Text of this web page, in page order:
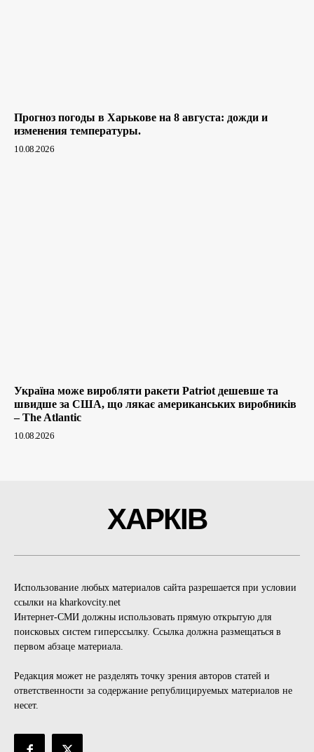
Прогноз погоды в Харькове на 8 августа: дожди и
изменения температуры.
10.08.2026
Україна може виробляти ракети Patriot дешевше та
швидше за США, що лякає американських виробників
– The Atlantic
10.08.2026
ХАРКІВ
Использование любых материалов сайта разрешается при условии
ссылки на kharkovcity.net
Интернет-СМИ должны использовать прямую открытую для
поисковых систем гиперссылку. Ссылка должна размещаться в
первом абзаце материала.
Редакция может не разделять точку зрения авторов статей и
ответственности за содержание републицируемых материалов не
несет.